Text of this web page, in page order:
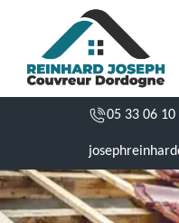
05 33 06 10